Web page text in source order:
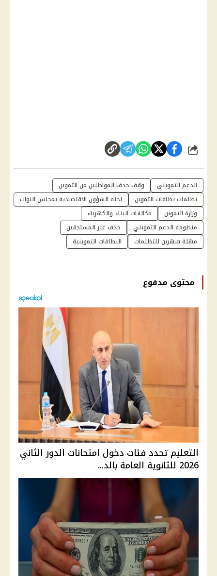
شارك
الدعم التمويني
وقف حذف المواطنين من التموين
تظلمات بطاقات التموين
لجنة الشؤون الاقتصادية بمجلس النواب
وزارة التموين
مخالفات البناء والكهرباء
منظومة الدعم التمويني
حذف غير المستحقين
مهلة شهرين للتظلمات
البطاقات التموينية
محتوى مدفوع
التعليم تحدد فئات دخول امتحانات الدور الثاني
2026 للثانوية العامة بالد...